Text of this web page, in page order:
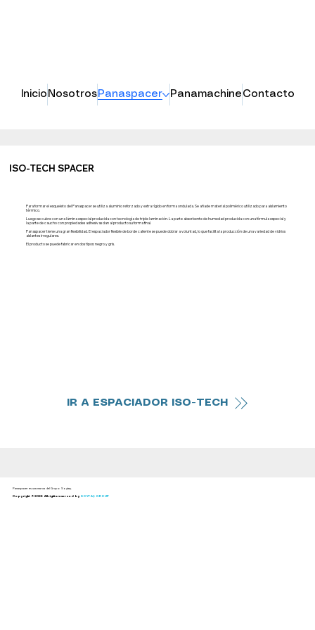
Inicio Nosotros Panaspacer Panamachine Contacto
ISO-TECH SPACER
Para formar el esqueleto del Panaspacer se utiliza aluminio reforzado y extra rígido en forma ondulada. Se añade material polimérico utilizado para aislamiento
térmico.
Luego se cubre con una lámina especial producida con tecnología de triple laminación. La parte absorbente de humedad producida con una fórmula especial y
la parte de caucho con propiedades adhesivas dan al producto su forma final.
Panaspacer tiene una gran flexibilidad. El espaciador flexible de borde caliente se puede doblar a voluntad, lo que facilita la producción de una variedad de vidrios
aislantes irregulares.
El producto se puede fabricar en dos tipos: negro y gris.
IR A ESPACIADOR ISO-TECH
Copyright ©2026 All rights reserved by SOYTAŞ GROUP
Panaspacer es una marca del Grupo Soytaş.